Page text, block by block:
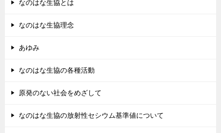
なのはな生協とは
なのはな生協理念
あゆみ
なのはな生協の各種活動
原発のない社会をめざして
なのはな生協の放射性セシウム基準値について